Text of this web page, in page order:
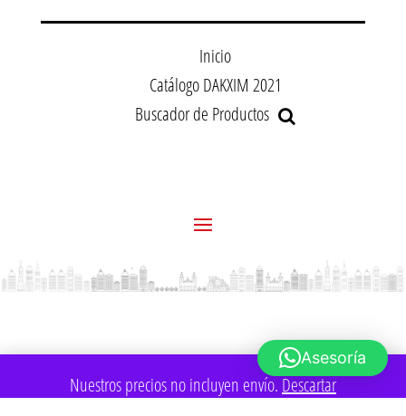
Nuestros precios no incluyen envío. Descartar
Inicio
Catálogo DAKXIM 2021
Buscador de Productos
Asesoría